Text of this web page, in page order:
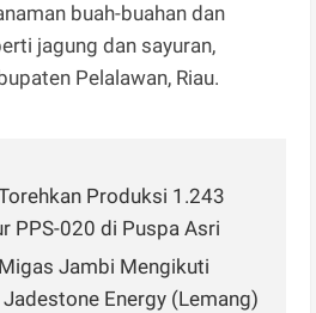
buah-buahan dan
jagung dan sayuran,
Pelalawan, Riau.
Produksi 1.243
PPS-020 di Puspa Asri
Jambi Mengikuti
Energy (Lemang)